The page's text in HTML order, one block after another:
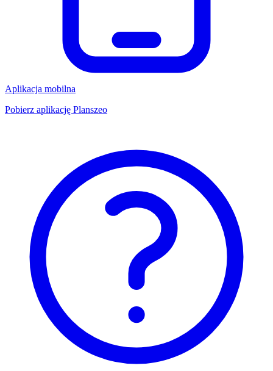
Aplikacja mobilna
Pobierz aplikację Planszeo